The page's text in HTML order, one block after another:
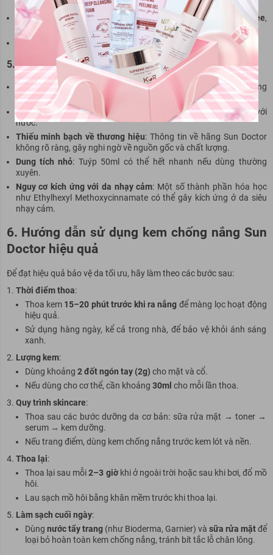
trong điều kiện sử dụng hàng ngày.
Dễ tìm mua: Có sẵn trên các sàn thương mại điện tử như Shopee,
Lazada
Sendo.
Hiệu ứng nâng tone nhẹ: Có thể dùng làm lớp lót trang điểm.
5.2 Nhược điểm
Hiệu quả chống nắng hạn chế: Không phù hợp cho các hoạt động
ngoài trời cường độ cao hoặc đi biển.
Khả năng chống nước yếu
: Dễ trôi khi đổ mồ hôi hoặc tiếp xúc với
nước.
Thiếu minh bạch về thương hiệu: Thông tin về hãng Sun Doctor
không rõ ràng, gây nghi ngờ về nguồn gốc và chất lượng.
Dung tích nhỏ: Tuýp 50ml có thể hết nhanh nếu dùng thường
xuyên.
Nguy cơ kích ứng với da nhạy cảm: Một số thành phần hóa học
như Ethylhexyl Methoxycinnamate có thể gây kích ứng ở da siêu
nhạy cảm.
6. Hướng dẫn sử dụng kem chống nắng Sun
Doctor hiệu quả
Để đạt hiệu quả bảo vệ da tối ưu, hãy làm theo các bước sau:
Thời điểm thoa:
Thoa kem 15–20 phút trước khi ra nắng để màng lọc hoạt động
hiệu quả.
Sử dụng hàng ngày, kể cả trong nhà, để bảo vệ khỏi ánh sáng
xanh.
Lượng kem:
Dùng khoảng 2 đốt ngón tay (2g) cho mặt và cổ.
Nếu dùng cho cơ thể, cần khoảng 30ml cho mỗi lần thoa.
Quy trình skincare:
Thoa sau các bước dưỡng da cơ bản: sữa rửa mặt → toner →
serum → kem dưỡng.
Nếu trang điểm, dùng kem chống nắng trước kem lót và nền.
Thoa lại:
Thoa lại sau mỗi2–3 giờkhi ở ngoài trời hoặc sau khi bơi, đổ mồ
hôi.
Lau sạch mồ hôi bằng khăn mềm trước khi thoa lại.
Làm sạch cuối ngày:
Dùng nước tẩy trang(như Bioderma, Garnier) và sữa rửa mặtđể
loại bỏ hoàn toàn kem chống nắng, tránh bít tắc lỗ chân lông.